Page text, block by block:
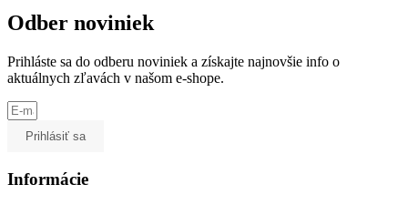
Odber noviniek
Prihláste sa do odberu noviniek a získajte najnovšie info o
aktuálnych zľavách v našom e-shope.
Prihlásiť sa
Informácie